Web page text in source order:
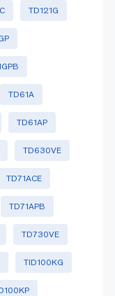
TD121G
TD61A
TD61AP
TD630VE
TD71ACE
TD71APB
TD730VE
TID100KG